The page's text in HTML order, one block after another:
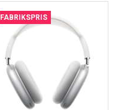
FABRIKSPRIS